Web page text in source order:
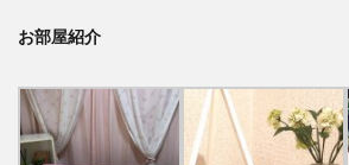
お部屋紹介